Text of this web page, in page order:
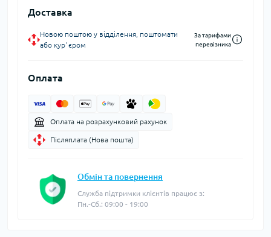
Доставка
Новою поштою у відділення, поштомати
або курʼєром
За тарифами
перевізника
Оплата
Оплата на розрахунковий рахунок
Післяплата (Нова пошта)
Обмін та повернення
Служба підтримки клієнтів працює з:
Пн.-Сб.: 09:00 - 19:00